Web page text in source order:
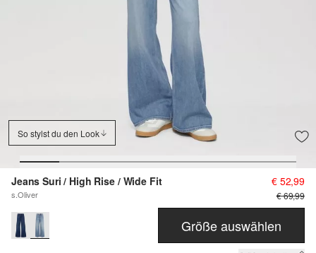
So stylst du den Look
Jeans Suri / High Rise / Wide Fit
s.Oliver
€ 52,99
€ 69,99
Größe auswählen